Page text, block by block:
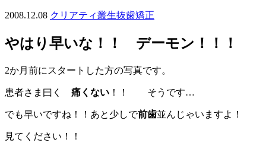
2008.12.08 クリアティ叢生抜歯矯正
やはり早いな！！ デーモン！！！
2か月前にスタートした方の写真です。
患者さま曰く 痛くない ！！ そうです…
でも早いですね！！あと少しで前歯並んじゃいますよ！
見てください！！